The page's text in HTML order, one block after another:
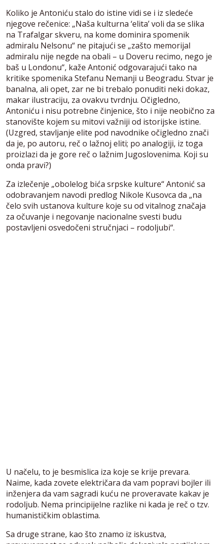
Koliko je Antoniću stalo do istine vidi se i iz sledeće
njegove rečenice: „Naša kulturna ‘elita’ voli da se slika
na Trafalgar skveru, na kome dominira spomenik
admiralu Nelsonu“ ne pitajući se „zašto memorijal
admiralu nije negde na obali – u Doveru recimo, nego je
baš u Londonu“, kaže Antonić odgovarajući tako na
kritike spomenika Stefanu Nemanji u Beogradu. Stvar je
banalna, ali opet, zar ne bi trebalo ponuditi neki dokaz,
makar ilustraciju, za ovakvu tvrdnju. Očigledno,
Antoniću i nisu potrebne činjenice, što i nije neobično za
stanovište kojem su mitovi važniji od istorijske istine.
(Uzgred, stavljanje elite pod navodnike očigledno znači
da je, po autoru, reč o lažnoj eliti; po analogiji, iz toga
proizlazi da je gore reč o lažnim Jugoslovenima. Koji su
onda pravi?)
Za izlečenje „obolelog bića srpske kulture“ Antonić sa
odobravanjem navodi predlog Nikole Kusovca da „na
čelo svih ustanova kulture koje su od vitalnog značaja
za očuvanje i negovanje nacionalne svesti budu
postavljeni osvedočeni stručnjaci – rodoljubi“.
U načelu, to je besmislica iza koje se krije prevara.
Naime, kada zovete električara da vam popravi bojler ili
inženjera da vam sagradi kuću ne proveravate kakav je
rodoljub. Nema principijelne razlike ni kada je reč o tzv.
humanističkim oblastima.
Sa druge strane, kao što znamo iz iskustva,